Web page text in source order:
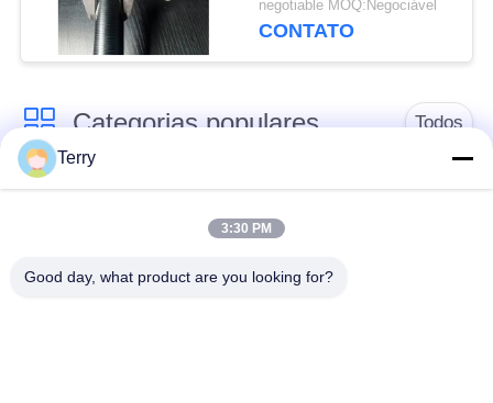
negotiable MOQ:Negociável
CONTATO
Categorias populares Todos
Tubo da fibra do
placa da fibra do
carbono
Fibra Pólo
Tubo esbaforido da
Terry
3:30 PM
Good day, what product are you looking for?